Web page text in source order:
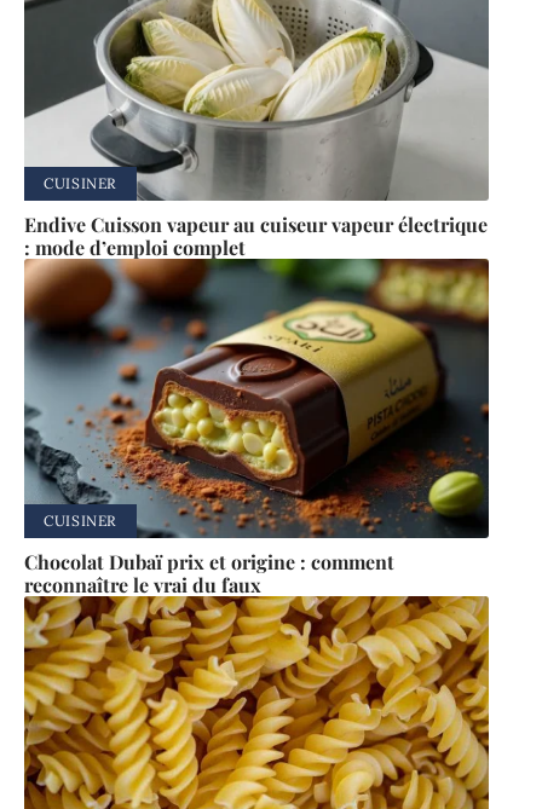
CUISINER
Endive Cuisson vapeur au cuiseur vapeur électrique
: mode d’emploi complet
CUISINER
Chocolat Dubaï prix et origine : comment
reconnaître le vrai du faux